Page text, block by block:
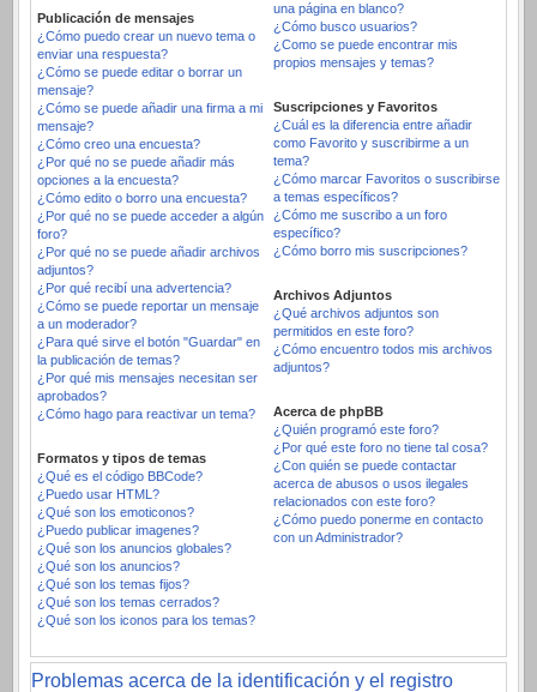
Publicación de mensajes
¿Cómo puedo crear un nuevo tema o
enviar una respuesta?
¿Cómo se puede editar o borrar un
mensaje?
¿Cómo se puede añadir una firma a mi
mensaje?
¿Cómo creo una encuesta?
¿Por qué no se puede añadir más
opciones a la encuesta?
¿Cómo edito o borro una encuesta?
¿Por qué no se puede acceder a algún
foro?
¿Por qué no se puede añadir archivos
adjuntos?
¿Por qué recibí una advertencia?
¿Cómo se puede reportar un mensaje
a un moderador?
¿Para qué sirve el botón "Guardar" en
la publicación de temas?
¿Por qué mis mensajes necesitan ser
aprobados?
¿Cómo hago para reactivar un tema?
Formatos y tipos de temas
¿Qué es el código BBCode?
¿Puedo usar HTML?
¿Qué son los emoticonos?
¿Puedo publicar imagenes?
¿Qué son los anuncios globales?
¿Qué son los anuncios?
¿Qué son los temas fijos?
¿Qué son los temas cerrados?
¿Qué son los iconos para los temas?
una página en blanco?
¿Cómo busco usuarios?
¿Como se puede encontrar mis
propios mensajes y temas?
Suscripciones y Favoritos
¿Cuál es la diferencia entre añadir
como Favorito y suscribirme a un
tema?
¿Cómo marcar Favoritos o suscribirse
a temas específicos?
¿Cómo me suscribo a un foro
específico?
¿Cómo borro mis suscripciones?
Archivos Adjuntos
¿Qué archivos adjuntos son
permitidos en este foro?
¿Cómo encuentro todos mis archivos
adjuntos?
Acerca de phpBB
¿Quién programó este foro?
¿Por qué este foro no tiene tal cosa?
¿Con quién se puede contactar
acerca de abusos o usos ilegales
relacionados con este foro?
¿Cómo puedo ponerme en contacto
con un Administrador?
Problemas acerca de la identificación y el registro